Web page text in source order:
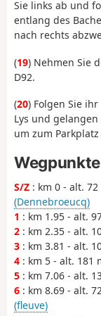
Sie links ab und
entlang des
nach rechts
(19) Nehmen Sie
D92.
(20) Folgen Sie
Lys und
um zum
Wegpunkte
S/Z : km 0 - alt.
(Dennebroeucq)
1 : km 1.95 - alt.
2 : km 2.35 - alt.
3 : km 3.81 - alt.
4 : km 5 - alt. 181
5 : km 7.06 - alt.
6 : km 8.69 - alt.
(fleuve)